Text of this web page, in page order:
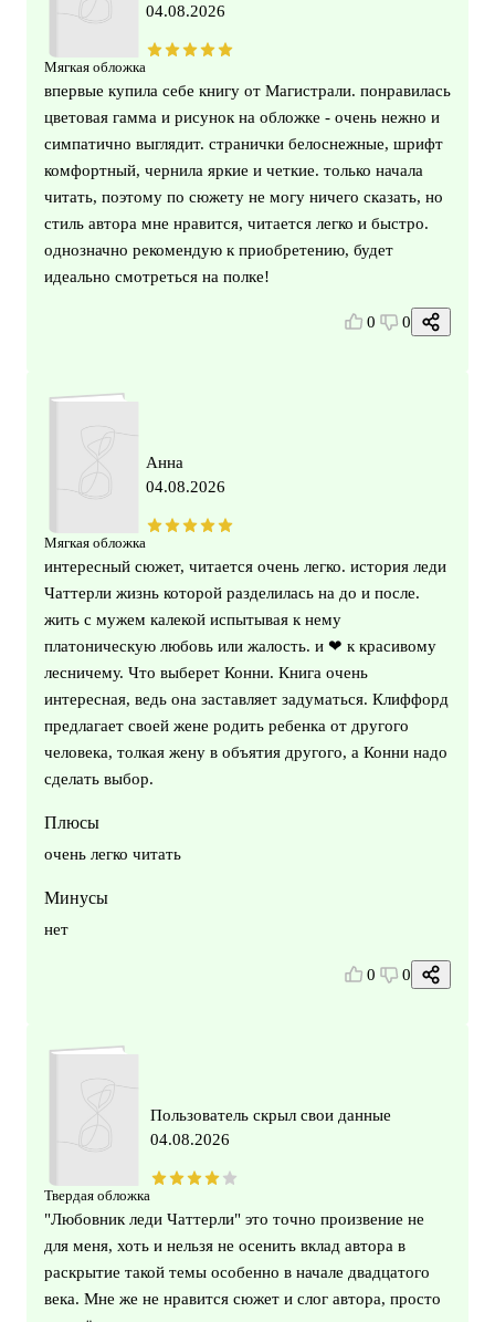
Мягкая обложка
04.08.2026
впервые купила себе книгу от Магистрали. понравилась
цветовая гамма и рисунок на обложке - очень нежно и
симпатично выглядит. странички белоснежные, шрифт
комфортный, чернила яркие и четкие. только начала
читать, поэтому по сюжету не могу ничего сказать, но
стиль автора мне нравится, читается легко и быстро.
однозначно рекомендую к приобретению, будет
идеально смотреться на полке!
0 0
Мягкая обложка
Анна
04.08.2026
интересный сюжет, читается очень легко. история леди
Чаттерли жизнь которой разделилась на до и после.
жить с мужем калекой испытывая к нему
платоническую любовь или жалость. и ❤ к красивому
лесничему. Что выберет Конни. Книга очень
интересная, ведь она заставляет задуматься. Клиффорд
предлагает своей жене родить ребенка от другого
человека, толкая жену в объятия другого, а Конни надо
сделать выбор.
Плюсы
очень легко читать
Минусы
нет
0 0
Твердая обложка
Пользователь скрыл свои данные
04.08.2026
"Любовник леди Чаттерли" это точно произвение не
для меня, хоть и нельзя не осенить вклад автора в
раскрытие такой темы особенно в начале двадцатого
века. Мне же не нравится сюжет и слог автора, просто